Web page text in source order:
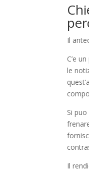
Il
C’e
le
Si
Il